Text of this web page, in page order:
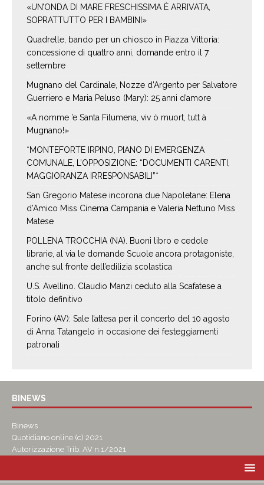
«UN’ONDA DI MARE FRESCHISSIMA È ARRIVATA,
SOPRATTUTTO PER I BAMBINI»
Quadrelle, bando per un chiosco in Piazza Vittoria:
concessione di quattro anni, domande entro il 7
settembre
Mugnano del Cardinale, Nozze d’Argento per Salvatore
Guerriero e Maria Peluso (Mary): 25 anni d’amore
«A nomme ’e Santa Filumena, viv ò muort, tutt à
Mugnano!»
*MONTEFORTE IRPINO, PIANO DI EMERGENZA
COMUNALE, L’OPPOSIZIONE: “DOCUMENTI CARENTI,
MAGGIORANZA IRRESPONSABILI”*
San Gregorio Matese incorona due Napoletane: Elena
d’Amico Miss Cinema Campania e Valeria Nettuno Miss
Matese
POLLENA TROCCHIA (NA). Buoni libro e cedole
librarie, al via le domande Scuole ancora protagoniste,
anche sul fronte dell’edilizia scolastica
U.S. Avellino. Claudio Manzi ceduto alla Scafatese a
titolo definitivo
Forino (AV): Sale l’attesa per il concerto del 10 agosto
di Anna Tatangelo in occasione dei festeggiamenti
patronali
BINEWS
Binews
Quotidiano online (c) 2021
Autorizzazione Trib. AV n.1/2021